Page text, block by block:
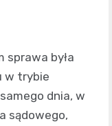
sprawa była
w trybie
dnia, w
sądowego,